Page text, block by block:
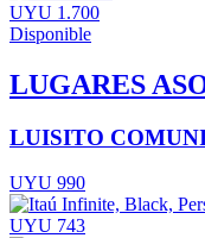
UYU 1.700
Disponible
LUGARES
LUISITO
UYU 990
UYU 743